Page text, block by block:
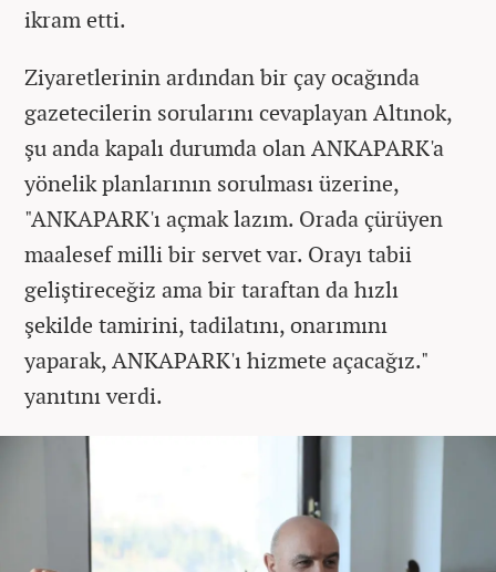
ikram etti.
Ziyaretlerinin ardından bir çay ocağında
gazetecilerin sorularını cevaplayan Altınok,
şu anda kapalı durumda olan ANKAPARK'a
yönelik planlarının sorulması üzerine,
"ANKAPARK'ı açmak lazım. Orada çürüyen
maalesef milli bir servet var. Orayı tabii
geliştireceğiz ama bir taraftan da hızlı
şekilde tamirini, tadilatını, onarımını
yaparak, ANKAPARK'ı hizmete açacağız."
yanıtını verdi.